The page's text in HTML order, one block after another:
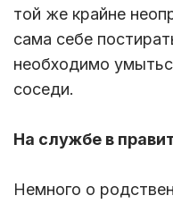
той же крайне
сама себе
необходимо
соседи.
На службе в
Немного о